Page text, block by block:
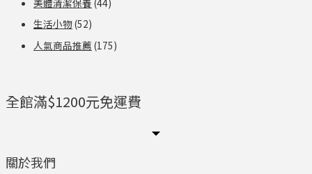
美體清潔保養 (44)
生活小物(52)
人氣商品推薦 (175)
全館滿$1200元免運費
關於我們